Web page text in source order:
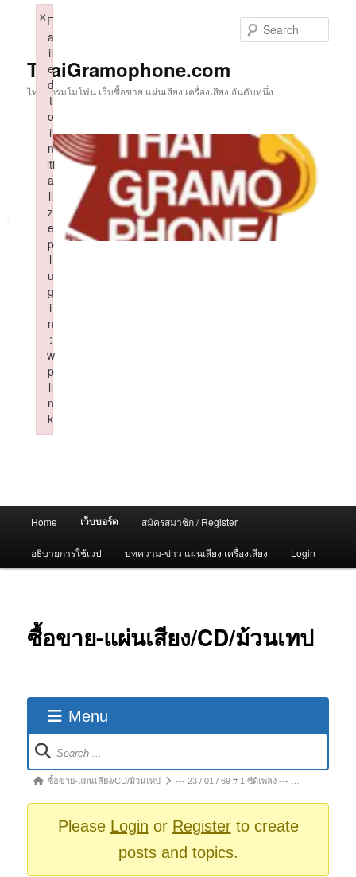
ThaiGramophone.com
ไทยแกรมโมโฟน เว็บซื้อขาย แผ่นเสียง เครื่องเสียง อันดับหนึ่ง
Home เว็บบอร์ด สมัครสมาชิก / Register
อธิบายการใช้เวป บทความ-ข่าว แผ่นเสียง เครื่องเสียง Login
ซื้อขาย-แผ่นเสียง/CD/ม้วนเทป
Menu
Forum
Navigation
Forumซื้อขาย-แผ่นเสียง/CD/ม้วนเทป --- 23 / 01 / 69 # 1 ซีดีเพลง --- …
Please Login or Registerto create
posts and topics.
F
a
il
e
d
t
o
i
n
iti
a
li
z
e
p
l
u
g
i
n
:
w
p
li
n
k
×
Failed to initialize plugin: wplink